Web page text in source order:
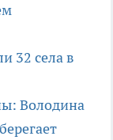
32 села в
Володина